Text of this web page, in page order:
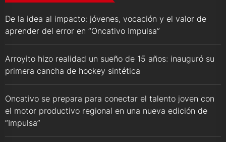
De la idea al impacto: jóvenes, vocación y el valor de
aprender del error en “Oncativo Impulsa”
Arroyito hizo realidad un sueño de 15 años: inauguró su
primera cancha de hockey sintética
Oncativo se prepara para conectar el talento joven con
el motor productivo regional en una nueva edición de
“Impulsa”